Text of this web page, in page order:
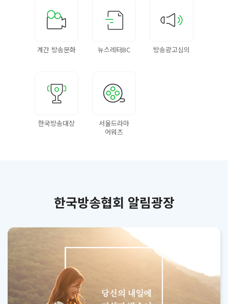
계간 방송문화 뉴스레터BC 방송광고심의
한국방송대상
서울드라마
어워즈
한국방송협회 알림광장